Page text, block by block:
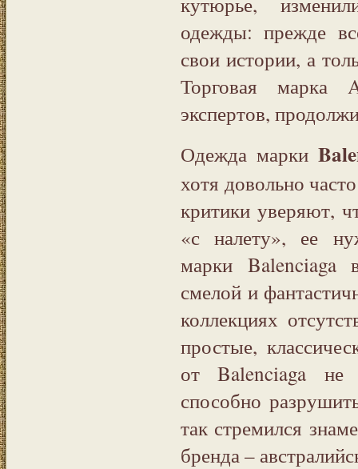
одежды: прежде
свои истории, а
Торговая марка
экспертов,
Одежда марки
хотя довольно
критики уверяют,
«с налету», ее
марки Balenciaga
смелой и
коллекциях
простые,
от Balenciaga не
способно
так стремился
бренда –